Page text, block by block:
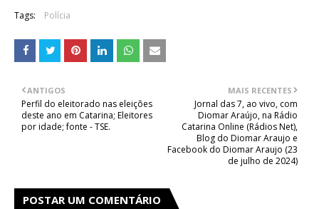
Tags: Polícia
MAIS RECENTES
Jornal das 7, ao vivo, com
Diomar Araújo, na Rádio
Catarina Online (Rádios Net),
Blog do Diomar Araujo e
Facebook do Diomar Araujo (23
de julho de 2024)
ANTIGOS
Perfil do eleitorado nas eleições
deste ano em Catarina; Eleitores
por idade; fonte - TSE.
POSTAR UM COMENTÁRIO